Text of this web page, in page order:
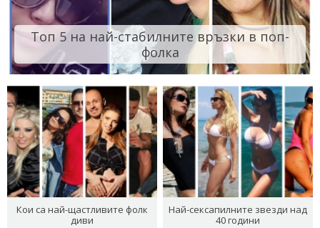
Топ 5 на най-стабилните връзки в поп-
фолка
Кои са най-щастливите фолк
диви
Най-сексапилните звезди над
40 години